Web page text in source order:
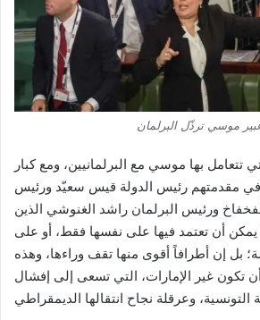
موسي ترذّل البرلمان
تتعامل بها موسي مع البرلمانيين، ومع كبار
مقدمتهم رئيس الدولة قيس سعيّد ورئيس
ورئيس البرلمان راشد الغنوشي الذين
أن تعتمد فيها على نفسها فقط، أو على
بل إن أطرافاً أقوى منها تقف وراءها، وهذه
تكون غير الإمارات، التي تسعى إلى إفشال